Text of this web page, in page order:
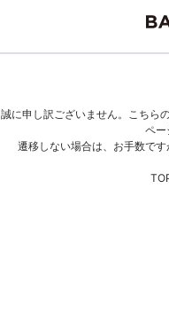
誠に申し訳ございません。こちら
ペー
遷移しない場合は、お手数です